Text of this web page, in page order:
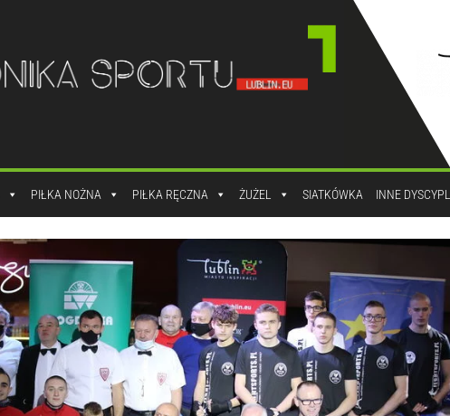
PIŁKA NOŻNA PIŁKA RĘCZNA ŻUŻEL SIATKÓWKA INNE